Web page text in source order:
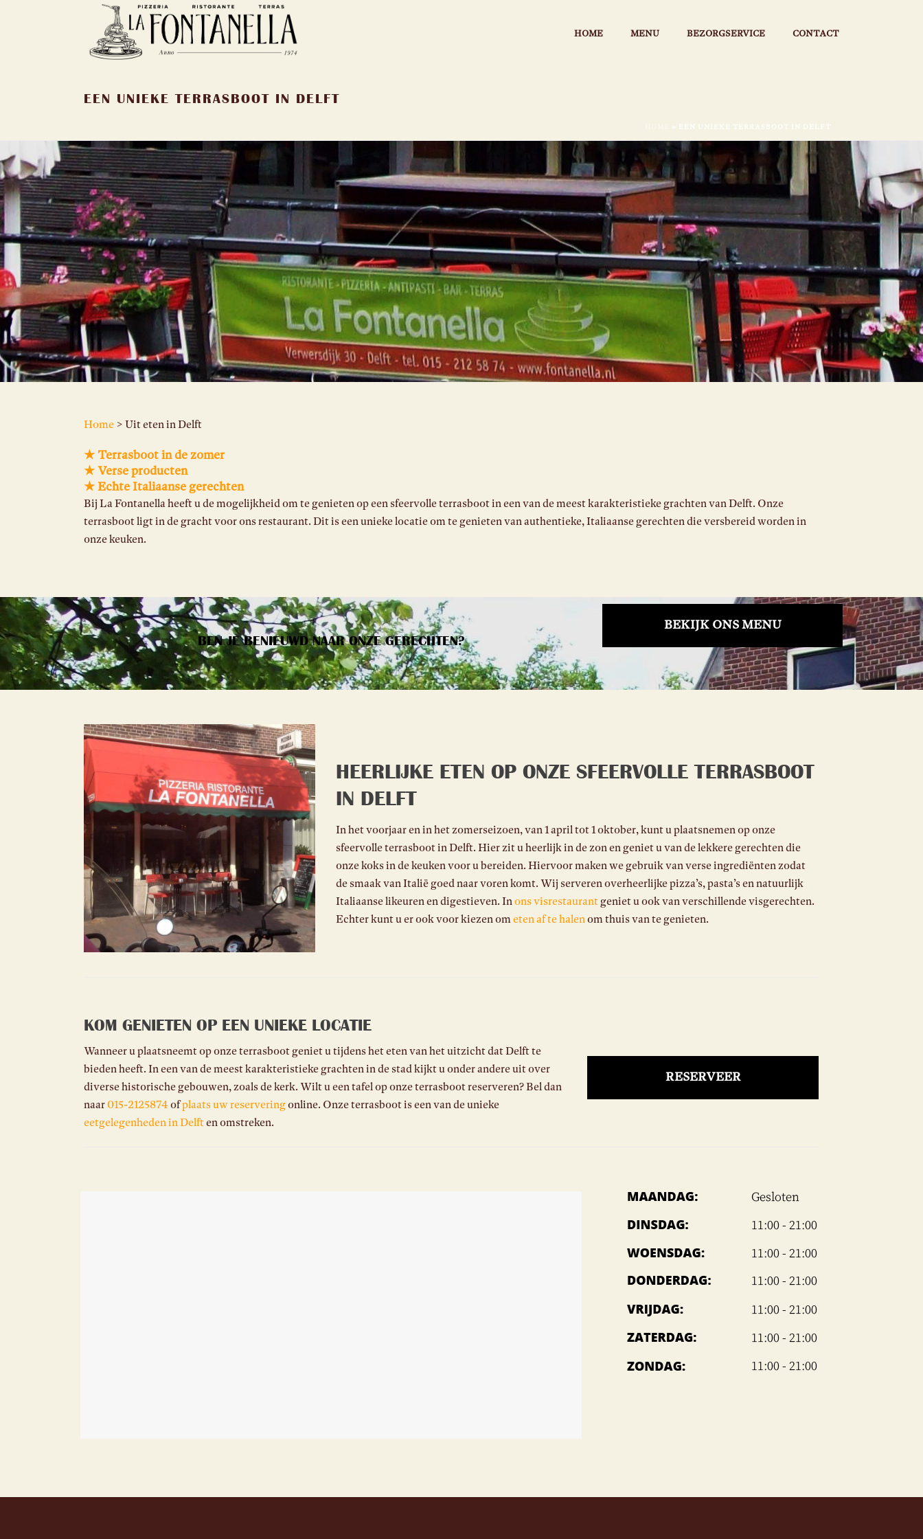
HOME MENU BEZORGSERVICE CONTACT
EEN UNIEKE TERRASBOOT IN DELFT
» EEN UNIEKE TERRASBOOT IN DELFT
Home > Uit eten in Delft
★ Terrasboot in de zomer
★ Verse producten
★ Echte Italiaanse gerechten
Bij La Fontanella heeft u de mogelijkheid om te genieten op een sfeervolle terrasboot in een van de meest karakteristieke grachten van Delft. Onze
terrasboot ligt in de gracht voor ons restaurant. Dit is een unieke locatie om te genieten van authentieke, Italiaanse gerechten die versbereid worden in
onze keuken.
BEN JE BENIEUWD NAAR ONZE GERECHTEN?
BEKIJK ONS MENU
HEERLIJKE ETEN OP ONZE SFEERVOLLE TERRASBOOT
IN DELFT
In het voorjaar en in het zomerseizoen, van 1 april tot 1 oktober, kunt u plaatsnemen op onze
sfeervolle terrasboot in Delft. Hier zit u heerlijk in de zon en geniet u van de lekkere gerechten die
onze koks in de keuken voor u bereiden. Hiervoor maken we gebruik van verse ingrediënten zodat
de smaak van Italië goed naar voren komt. Wij serveren overheerlijke pizza’s, pasta’s en natuurlijk
Italiaanse likeuren en digestieven. Inons visrestaurantgeniet u ook van verschillende visgerechten.
Echter kunt u er ook voor kiezen ometen af te halenom thuis van te genieten.
KOM GENIETEN OP EEN UNIEKE LOCATIE
Wanneer u plaatsneemt op onze terrasboot geniet u tijdens het eten van het uitzicht dat Delft te
bieden heeft. In een van de meest karakteristieke grachten in de stad kijkt u onder andere uit over
diverse historische gebouwen, zoals de kerk. Wilt u een tafel op onze terrasboot reserveren? Bel dan
naar 015-2125874ofplaats uw reserveringonline. Onze terrasboot is een van de unieke
eetgelegenheden in Delften omstreken.
RESERVEER